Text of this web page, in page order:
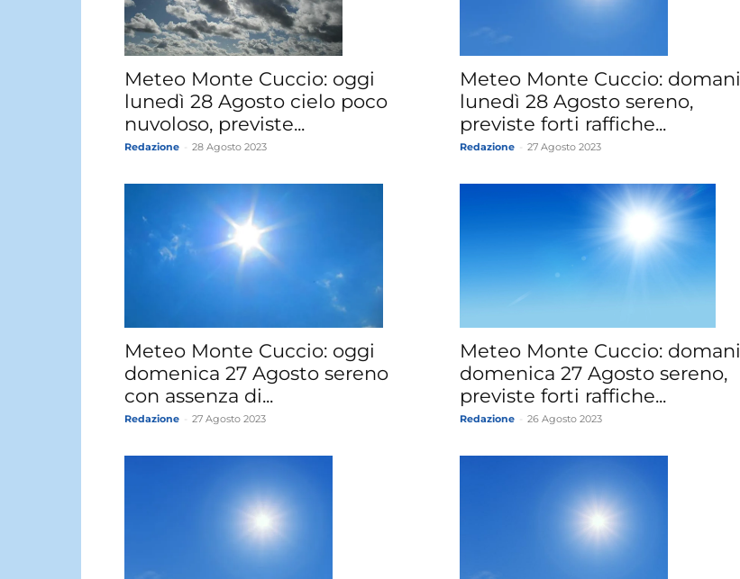
»
Weather
Meteo Monte Cuccio: oggi
lunedì 28 Agosto cielo poco
nuvoloso, previste...
Redazione 28 Agosto 2023
Meteo Monte Cuccio: domani
lunedì 28 Agosto sereno,
previste forti raffiche...
Redazione 27 Agosto 2023
Meteo Monte Cuccio: oggi
domenica 27 Agosto sereno
con assenza di...
Redazione 27 Agosto 2023
Meteo Monte Cuccio: domani
domenica 27 Agosto sereno,
previste forti raffiche...
Redazione 26 Agosto 2023